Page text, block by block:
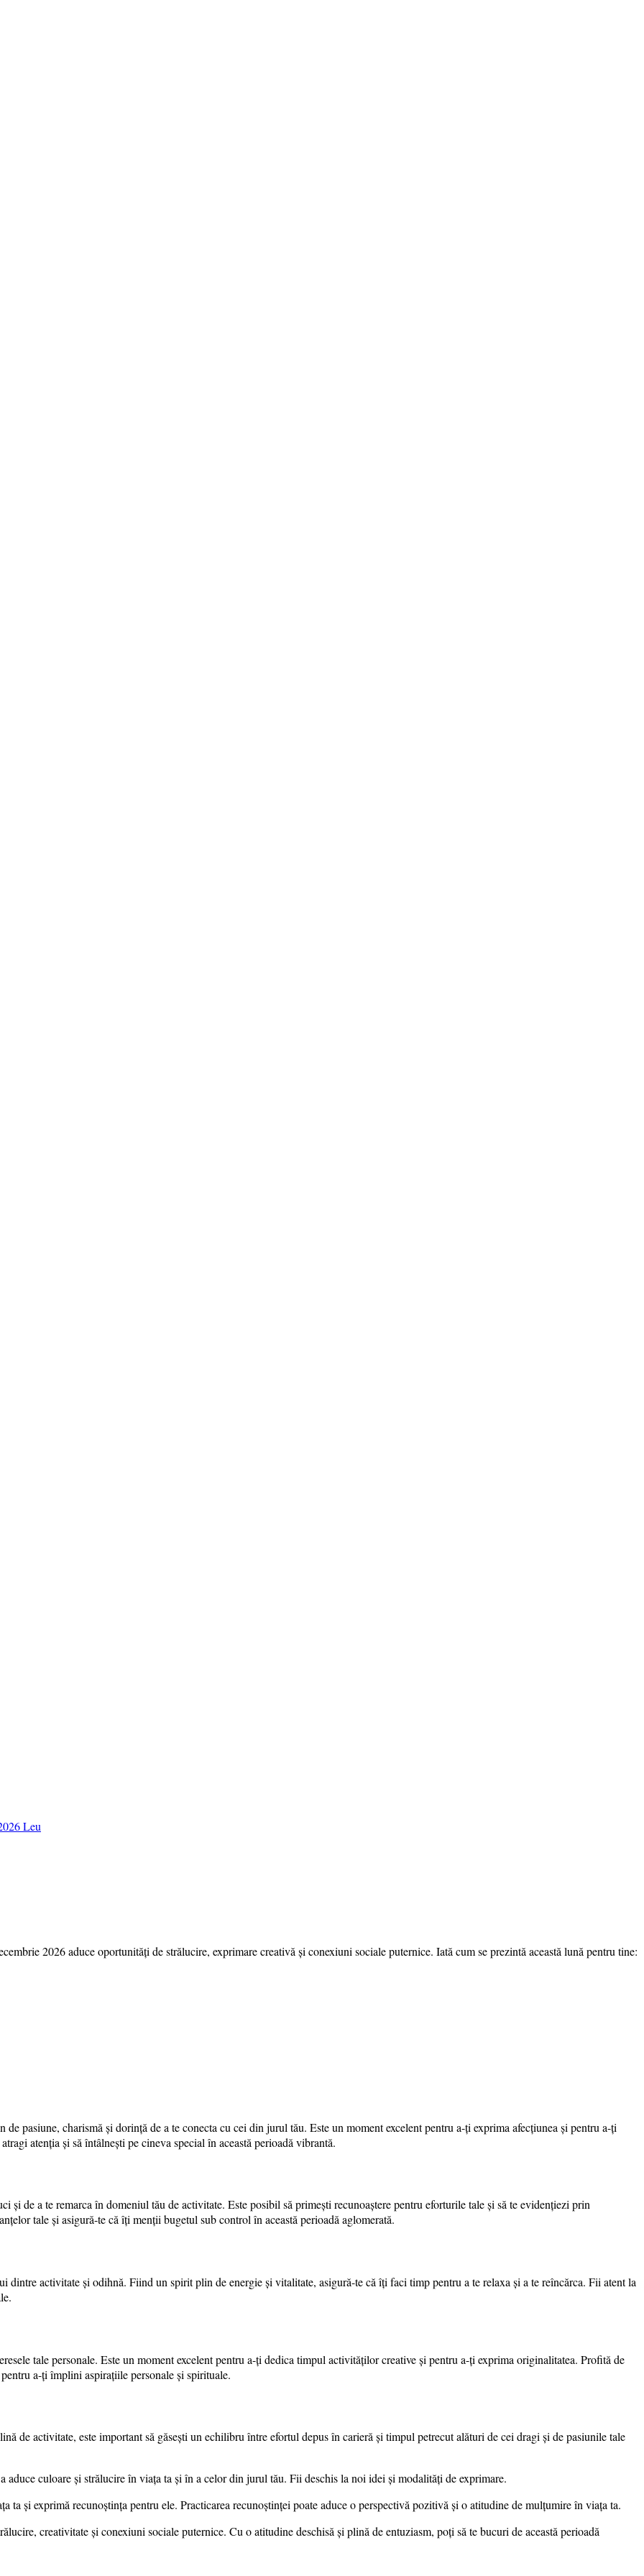
haine, incaltaminte, coafuri, tunsori, desene de colorat, poze cu modele de manichiuri!❤️
incaltaminte, coafuri, tunsori, desene de colorat, poze cu modele de manichiuri!❤️
incaltaminte, coafuri, tunsori, desene de colorat, poze cu modele de manichiuri!❤️
Leu
2026 aduce oportunități de strălucire, exprimare creativă și conexiuni sociale puternice. Iată cum se prezintă această lună pentru tine:
pasiune, charismă și dorință de a te conecta cu cei din jurul tău. Este un moment excelent pentru a-ți exprima afecțiunea și pentru a-ți
atenția și să întâlnești pe cineva special în această perioadă vibrantă.
și de a te remarca în domeniul tău de activitate. Este posibil să primești recunoaștere pentru eforturile tale și să te evidențiezi prin
tale și asigură-te că îți menții bugetul sub control în această perioadă aglomerată.
dintre activitate și odihnă. Fiind un spirit plin de energie și vitalitate, asigură-te că îți faci timp pentru a te relaxa și a te reîncărca. Fii atent la
tale personale. Este un moment excelent pentru a-ți dedica timpul activităților creative și pentru a-ți exprima originalitatea. Profită de
a-ți împlini aspirațiile personale și spirituale.
de activitate, este important să găsești un echilibru între efortul depus în carieră și timpul petrecut alături de cei dragi și de pasiunile tale
aduce culoare și strălucire în viața ta și în a celor din jurul tău. Fii deschis la noi idei și modalități de exprimare.
ta și exprimă recunoștința pentru ele. Practicarea recunoștinței poate aduce o perspectivă pozitivă și o atitudine de mulțumire în viața ta.
creativitate și conexiuni sociale puternice. Cu o atitudine deschisă și plină de entuziasm, poți să te bucuri de această perioadă